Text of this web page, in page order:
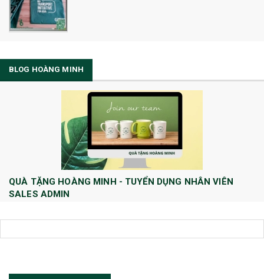
BLOG HOÀNG MINH
QUÀ TẶNG HOÀNG MINH - TUYỂN DỤNG NHÂN VIÊN
SALES ADMIN